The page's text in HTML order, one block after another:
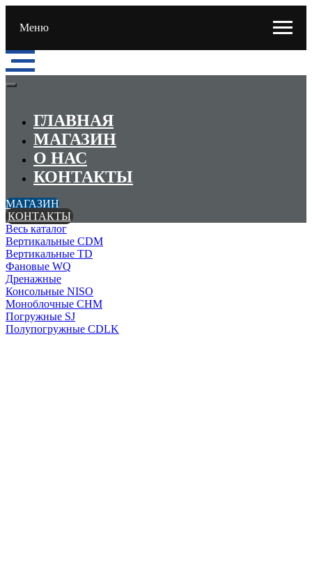
Меню
ГЛАВНАЯ
МАГАЗИН
О НАС
КОНТАКТЫ
МАГАЗИН
КОНТАКТЫ
Весь каталог
Вертикальные CDM
Вертикальные TD
Фановые WQ
Дренажные
Консольные NISO
Моноблочные CHМ
Погружные SJ
Полупогружные CDLK